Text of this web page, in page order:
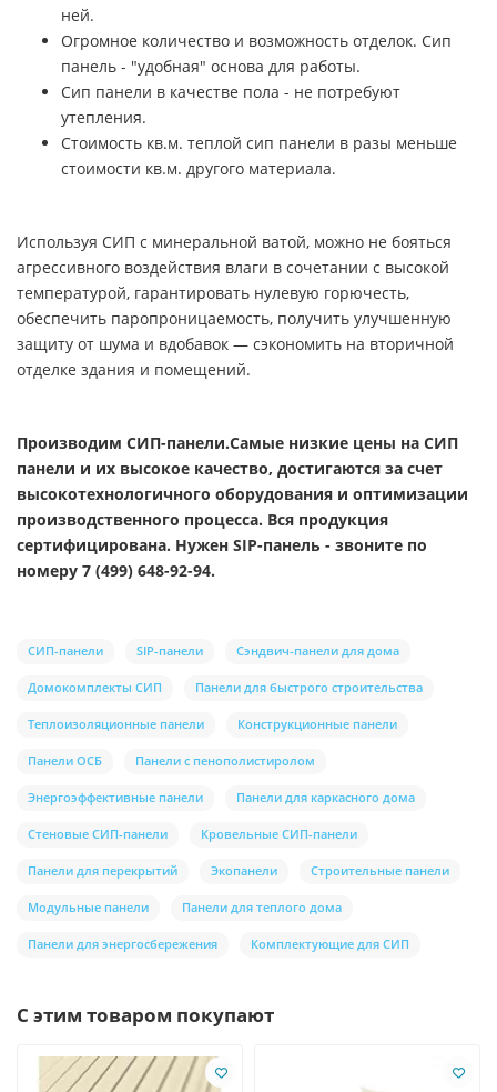
ней.
Огромное количество и возможность отделок. Сип
панель - "удобная" основа для работы.
Сип панели в качестве пола - не потребуют
утепления.
Стоимость кв.м. теплой сип панели в разы меньше
стоимости кв.м. другого материала.
Используя СИП с минеральной ватой, можно не бояться
агрессивного воздействия влаги в сочетании с высокой
температурой, гарантировать нулевую горючесть,
обеспечить паропроницаемость, получить улучшенную
защиту от шума и вдобавок — сэкономить на вторичной
отделке здания и помещений.
Производим СИП-панели.Самые низкие цены на СИП
панели и их высокое качество, достигаются за счет
высокотехнологичного оборудования и оптимизации
производственного процесса. Вся продукция
сертифицирована. Нужен SIP-панель - звоните по
номеру 7 (499) 648-92-94.
СИП-панели SIP-панели Сэндвич-панели для дома
Домокомплекты СИП Панели для быстрого строительства
Теплоизоляционные панели Конструкционные панели
Панели ОСБ Панели с пенополистиролом
Энергоэффективные панели Панели для каркасного дома
Стеновые СИП-панели Кровельные СИП-панели
Панели для перекрытий Экопанели Строительные панели
Модульные панели Панели для теплого дома
Панели для энергосбережения Комплектующие для СИП
С этим товаром покупают